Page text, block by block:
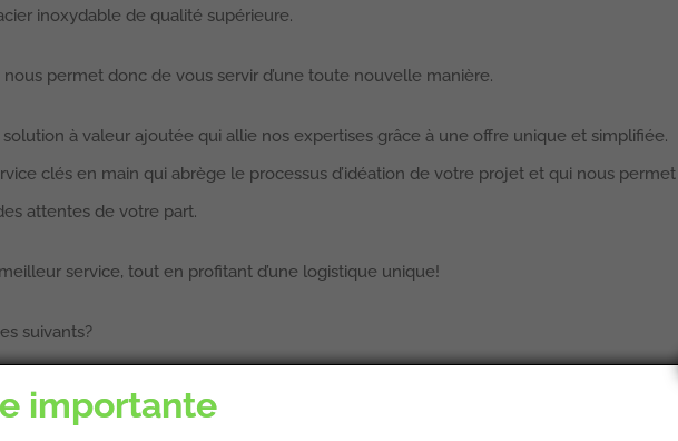
inoxydable de qualité supérieure.
permet donc de vous servir d’une toute nouvelle manière.
à valeur ajoutée qui allie nos expertises grâce à une offre unique et simplifiée.
clés en main qui abrège le processus d’idéation de votre projet et qui nous permet
attentes de votre part.
service, tout en profitant d’une logistique unique!
suivants?
importante